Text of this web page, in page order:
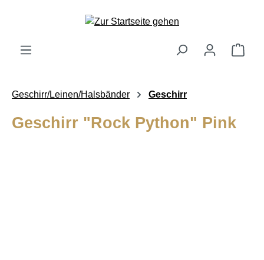
Geschirr/Leinen/Halsbänder Geschirr
Geschirr "Rock Python" Pink